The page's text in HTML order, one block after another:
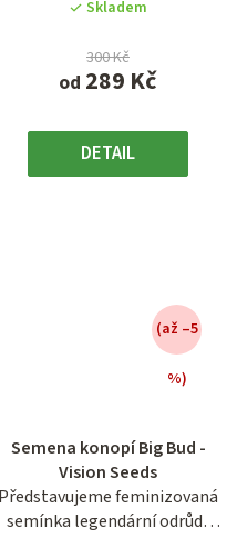
Skladem
od 289 Kč
300 Kč
DETAIL
hvězdiček.
Semena konopí Big Bud -
Vision Seeds
Představujeme feminizovaná
semínka legendární odrůdy
(až –5
%)
produktu
je
3,9
z